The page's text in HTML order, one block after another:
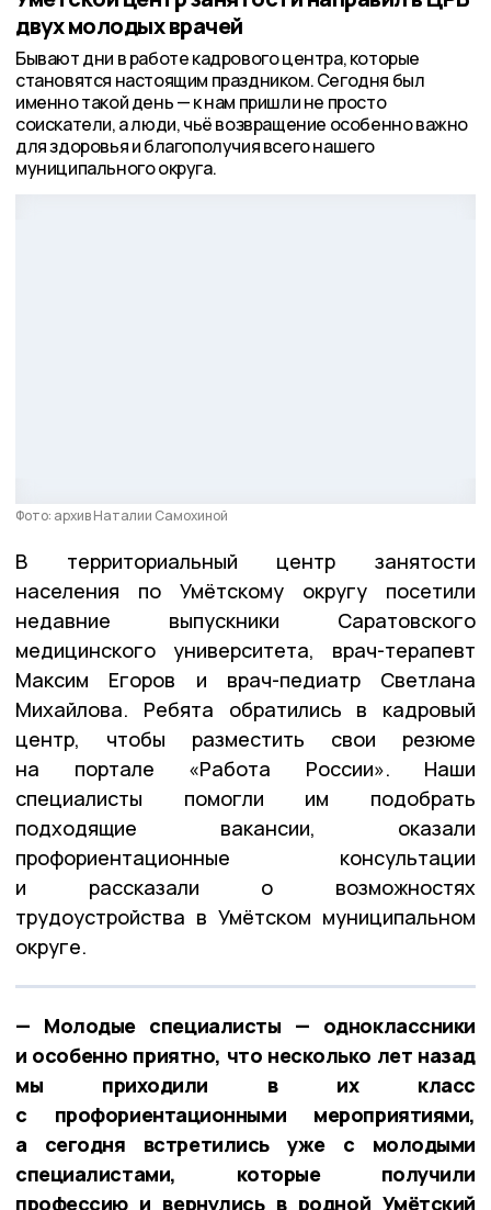
двух молодых врачей
Бывают дни в работе кадрового центра, которые
становятся настоящим праздником. Сегодня был
именно такой день — к нам пришли не просто
соискатели, а люди, чьё возвращение особенно важно
для здоровья и благополучия всего нашего
муниципального округа.
Фото: архив Наталии Самохиной
В территориальный центр занятости
населения по Умётскому округу посетили
недавние выпускники Саратовского
медицинского университета, врач-терапевт
Максим Егоров и врач-педиатр Светлана
Михайлова. Ребята обратились в кадровый
центр, чтобы разместить свои резюме
на портале «Работа России». Наши
специалисты помогли им подобрать
подходящие вакансии, оказали
профориентационные консультации
и рассказали о возможностях
трудоустройства в Умётском муниципальном
округе.
— Молодые специалисты — одноклассники
и особенно приятно, что несколько лет назад
мы приходили в их класс
с профориентационными мероприятиями,
а сегодня встретились уже с молодыми
специалистами, которые получили
профессию и вернулись в родной Умётский